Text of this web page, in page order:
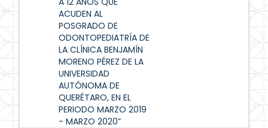
ACUDEN AL
POSGRADO DE
ODONTOPEDIATRÍA DE
LA CLÍNICA BENJAMÍN
MORENO PÉREZ DE LA
UNIVERSIDAD
AUTÓNOMA DE
QUERÉTARO, EN EL
PERIODO MARZO 2019
- MARZO 2020”